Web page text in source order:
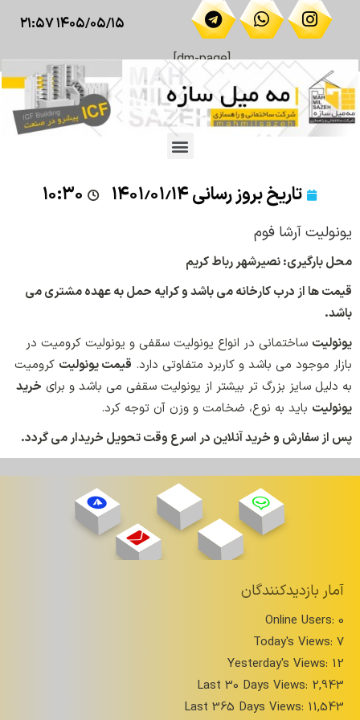
۱۴۰۵/۰۵/۱۵ ۲۱:۵۷
[dm-page]
تاریخ بروز رسانی ۱۰:۳۰
یونولیت آرشا فوم
محل بارگیری: نصیرشهر رباط کریم
قیمت ها از درب کارخانه می باشد و کرایه حمل به عهده مشتری می
باشد.
یونولیت ساختمانی در انواع یونولیت سقفی و یونولیت کرومیت در
بازار موجود می باشد و کاربرد متفاوتی دارد. قیمت یونولیت کرومیت
به دلیل سایز بزرگ تر بیشتر از یونولیت سقفی می باشد و برای خرید
یونولیت باید به نوع، ضخامت و وزن آن توجه کرد.
پس از سفارش و خرید آنلاین در اسرع وقت تحویل خریدار می گردد.
آمار بازدیدکنندگان
Online Users: 0
Today's Views: 7
Yesterday's Views: 12
Last 30 Days Views: 2,943
Last 365 Days Views: 11,543